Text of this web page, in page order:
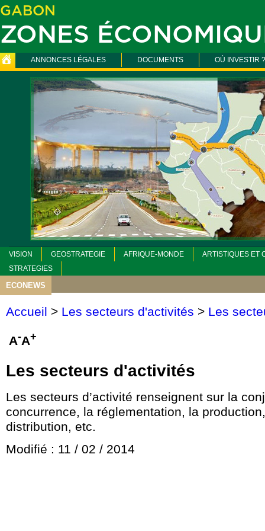
GABON
ZONES
ANNONCES LÉGALES DOCUMENTS OÙ INVESTIR ?
VISION GEOSTRATEGIE AFRIQUE-MONDE
ARTISTIQUES ET
STRATEGIES
ECONEWS
Accueil > Les secteurs d'activités > Les
A-A+
Les secteurs d'activités
Les secteurs d’activité renseignent sur la
concurrence, la réglementation, la
distribution, etc.
Modifié : 11 / 02 / 2014